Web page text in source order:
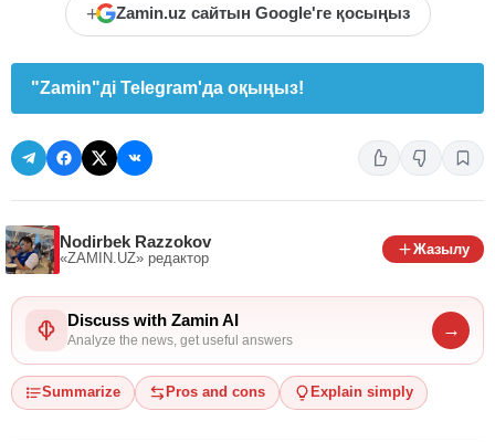
+ Zamin.uz сайтын Google'ге қосыңыз
"Zamin"ді Telegram'да оқыңыз!
Nodirbek Razzokov
«ZAMIN.UZ» редактор
Жазылу
Discuss with Zamin AI
Analyze the news, get useful answers
→
Summarize Pros and cons Explain simply